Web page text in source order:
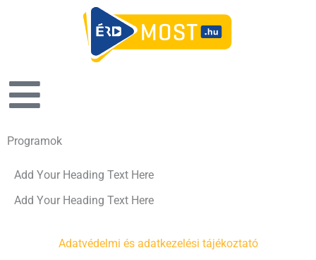
Programok
Add Your Heading Text Here
Add Your Heading Text Here
Adatvédelmi és adatkezelési tájékoztató